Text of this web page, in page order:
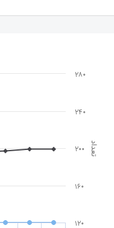
تعداد
120
160
200
240
280